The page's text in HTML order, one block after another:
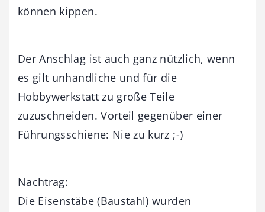
können kippen.
Der Anschlag ist auch ganz nützlich, wenn
es gilt unhandliche und für die
Hobbywerkstatt zu große Teile
zuzuschneiden. Vorteil gegenüber einer
Führungsschiene: Nie zu kurz ;-)
Nachtrag:
Die Eisenstäbe (Baustahl) wurden